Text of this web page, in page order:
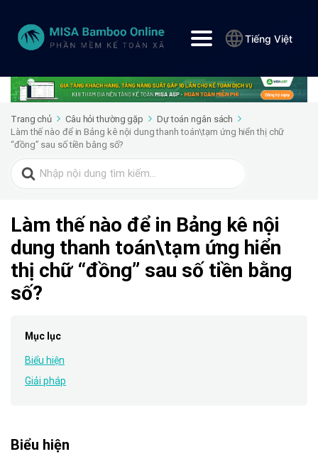
Tiếng Việt
Trang chủ Câu hỏi thường gặp
Dự toán ngân sách
Làm thế nào để in Bảng kê nội dung thanh toán\tạm ứng hiển thị chữ
“đồng” sau số tiền bằng số?
Search
for:
Làm thế nào để in Bảng kê nội
dung thanh toán\tạm ứng hiển
thị chữ “đồng” sau số tiền bằng
số?
Mục lục
Biểu hiện
Giải pháp
Biểu hiện